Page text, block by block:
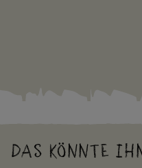
DAS KÖNNTE